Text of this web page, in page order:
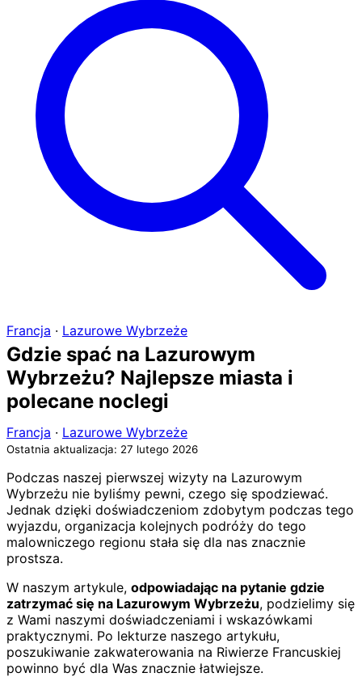
Francja · Lazurowe Wybrzeże
Gdzie spać na Lazurowym
Wybrzeżu? Najlepsze miasta i
polecane noclegi
Francja · Lazurowe Wybrzeże
Ostatnia aktualizacja: 27 lutego 2026
Podczas naszej pierwszej wizyty na Lazurowym
Wybrzeżu nie byliśmy pewni, czego się spodziewać.
Jednak dzięki doświadczeniom zdobytym podczas tego
wyjazdu, organizacja kolejnych podróży do tego
malowniczego regionu stała się dla nas znacznie
prostsza.
W naszym artykule, odpowiadając na pytanie gdzie
zatrzymać się na Lazurowym Wybrzeżu, podzielimy się
z Wami naszymi doświadczeniami i wskazówkami
praktycznymi. Po lekturze naszego artykułu,
poszukiwanie zakwaterowania na Riwierze Francuskiej
powinno być dla Was znacznie łatwiejsze.